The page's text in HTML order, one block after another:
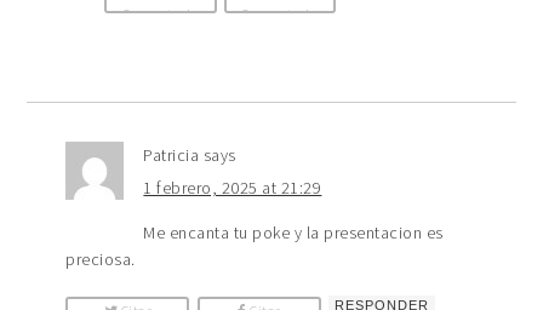
Comentario
Comentario
Patricia says
1 febrero, 2025 at 21:29
Me encanta tu poke y la presentacion es
preciosa.
RESPONDER